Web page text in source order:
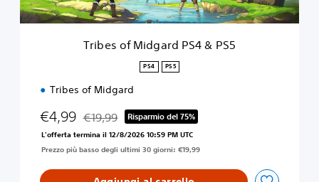
d
g
Tribes of Midgard PS4 & PS5
PS4 PS5
Tribes of Midgard
€4,99 Scontato dal prezzo originale di €19,99
€19,99 Risparmio del 75%
L'offerta termina il 12/8/2026 10:59 PM UTC
Prezzo più basso degli ultimi 30 giorni: €19,99